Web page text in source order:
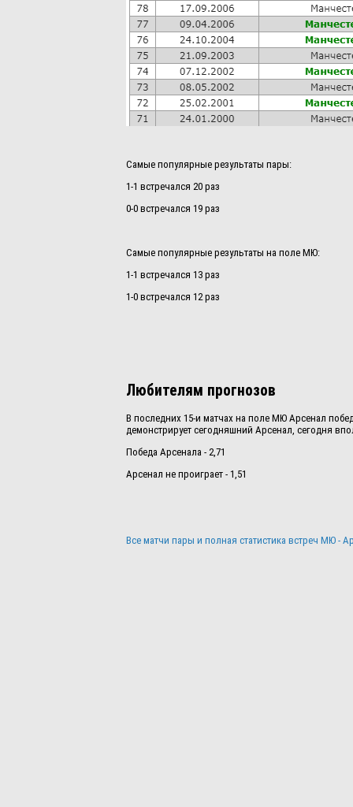
Самые популярные результаты пары:
1-1 встречался 20 раз
0-0 встречался 19 раз
Самые популярные результаты на поле МЮ:
1-1 встречался 13 раз
1-0 встречался 12 раз
Любителям прогнозов
В последних 15-и матчах на поле МЮ Арсенал
демонстрирует сегодняшний Арсенал, сегодня
Победа Арсенала - 2,71
Арсенал не проиграет - 1,51
Все матчи пары и полная статистика встреч МЮ -